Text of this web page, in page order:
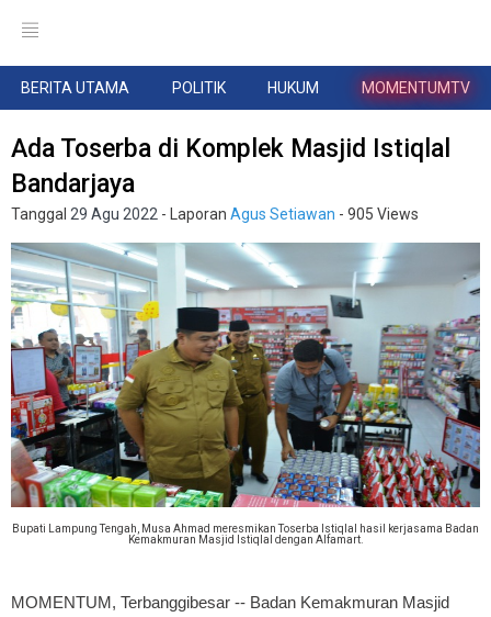
BERITA UTAMA POLITIK HUKUM MOMENTUMTV
Ada Toserba di Komplek Masjid Istiqlal
Bandarjaya
Tanggal 29 Agu 2022 - Laporan Agus Setiawan - 905 Views
Bupati Lampung Tengah, Musa Ahmad meresmikan Toserba Istiqlal hasil kerjasama Badan
Kemakmuran Masjid Istiqlal dengan Alfamart.
MOMENTUM, Terbanggibesar -- Badan Kemakmuran Masjid